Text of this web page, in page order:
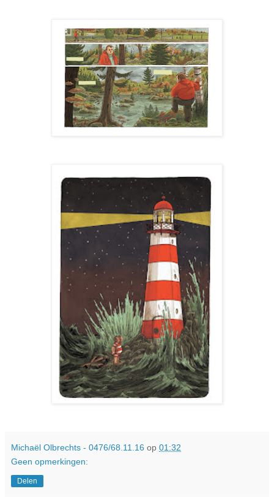
Michaël Olbrechts - 0476/68.11.16 op 01:32
Geen opmerkingen:
Delen